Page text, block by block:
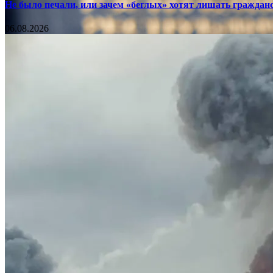
Не было печали, или зачем «беглых» хотят лишать
06.08.2026